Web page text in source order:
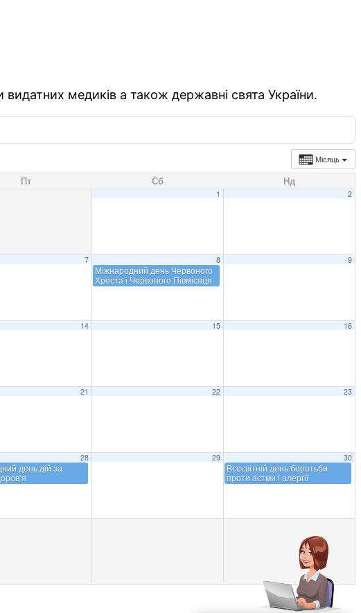
видатних медиків а також державні свята України.
Місяць
Пт Сб Нд
1 2
7 8
Міжнародний день Червоного
Хреста і Червоного Півмісяця
9
14 15 16
21 22 23
28
день дій за
29 30
Всесвітній день боротьби
проти астми і алергії